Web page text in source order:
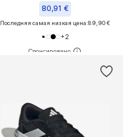
80,91 €
Последняя самая низкая цена:89,90 €
+2